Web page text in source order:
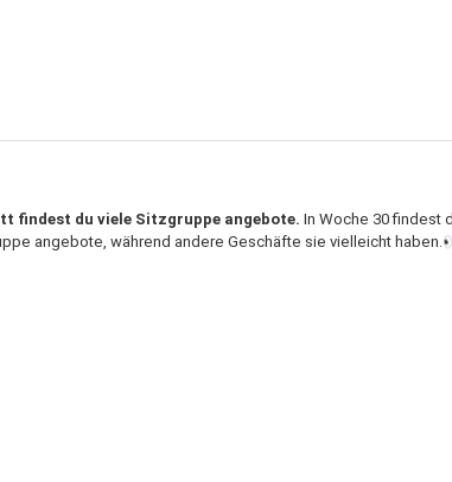
findest du viele Sitzgruppe angebote. In Woche 30 findest
angebote, während andere Geschäfte sie vielleicht